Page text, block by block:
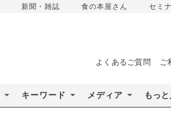
新聞・雑誌 食の本屋さん セミ
よくあるご質問 ご
キーワード メディア もっ